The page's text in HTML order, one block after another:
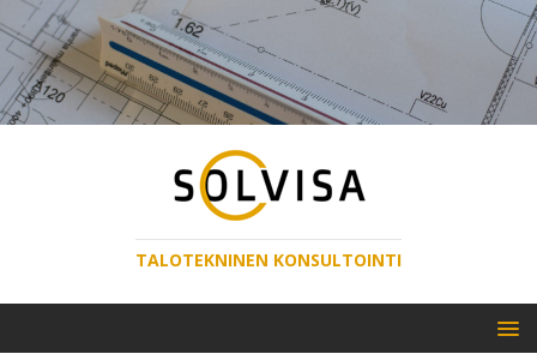
TALOTEKNINEN KONSULTOINTI